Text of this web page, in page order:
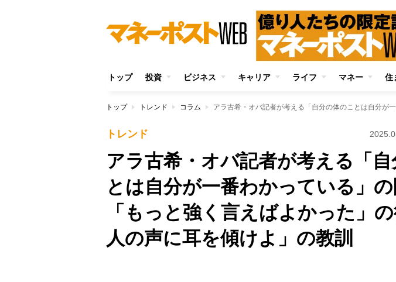
トップ 投資 ビジネス キャリア ライフ マネー 住
トップ トレンド コラム
トレンド
アラ古希・オバ記者が考える「自
とは自分が一番わかっている」
「もっと強く言えばよかった」
人の声に耳を傾けよ」の教訓